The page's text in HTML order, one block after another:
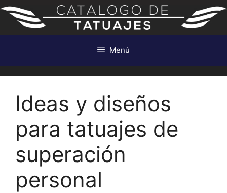
Saltar
contenido
Menú
Ideas y diseños
para tatuajes de
superación
personal